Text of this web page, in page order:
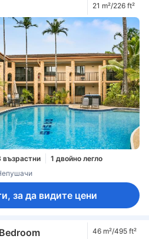
21 m²/226 ft²
1 двойно легло
за да видите цени
46 m²/495 ft²